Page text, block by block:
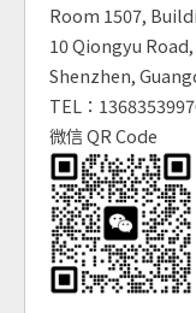
Room 1507,
10 Qiongyu
Shenzhen,
TEL：
微信 QR Code